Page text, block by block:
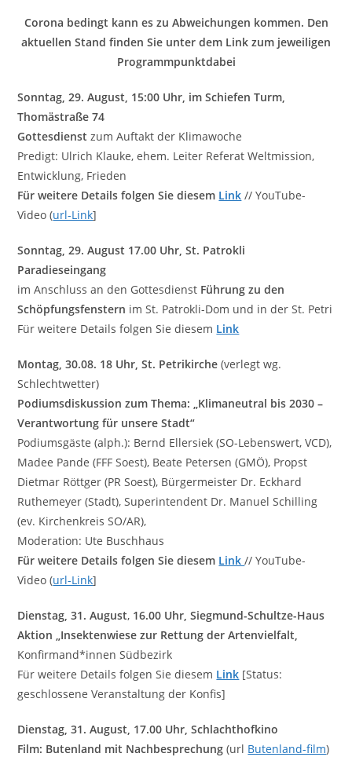
Corona bedingt kann es zu Abweichungen kommen. Den
aktuellen Stand finden Sie unter dem Link zum jeweiligen
Programmpunktdabei
Sonntag, 29. August, 15:00 Uhr, im Schiefen Turm,
Thomästraße 74
Gottesdienst zum Auftakt der Klimawoche
Predigt: Ulrich Klauke, ehem. Leiter Referat Weltmission,
Entwicklung, Frieden
Für weitere Details folgen Sie diesem Link // YouTube-
Video (url-Link]
Sonntag, 29. August 17.00 Uhr , St. Patrokli
Paradieseingang
im Anschluss an den Gottesdienst Führung zu den
Schöpfungsfenstern im St. Patrokli-Dom und in der St. Petri
Für weitere Details folgen Sie diesem Link
Montag, 30.08. 18 Uhr, St. Petrikirche (verlegt wg.
Schlechtwetter)
Podiumsdiskussion zum Thema: „Klimaneutral bis 2030 –
Verantwortung für unsere Stadt“
Podiumsgäste (alph.): Bernd Ellersiek (SO-Lebenswert, VCD),
Madee Pande (FFF Soest), Beate Petersen (GMÖ), Propst
Dietmar Röttger (PR Soest), Bürgermeister Dr. Eckhard
Ruthemeyer (Stadt), Superintendent Dr. Manuel Schilling
(ev. Kirchenkreis SO/AR),
Moderation: Ute Buschhaus
Für weitere Details folgen Sie diesem Link// YouTube-
Video (url-Link]
Dienstag, 31. August, 16.00 Uhr, Siegmund-Schultze-Haus
Aktion „Insektenwiese zur Rettung der Artenvielfalt,
Konfirmand*innen Südbezirk
Für weitere Details folgen Sie diesem Link [Status:
geschlossene Veranstaltung der Konfis]
Dienstag, 31. August, 17.00 Uhr, Schlachthofkino
Film: Butenland mit Nachbesprechung (url Butenland-film)